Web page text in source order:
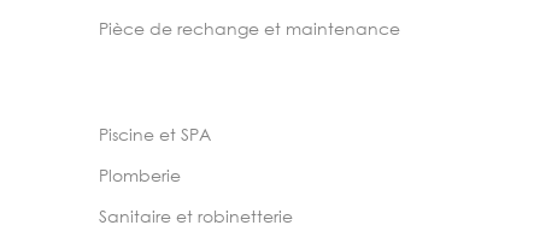
Pièce de rechange et maintenance
Piscine et SPA
Plomberie
Sanitaire et robinetterie